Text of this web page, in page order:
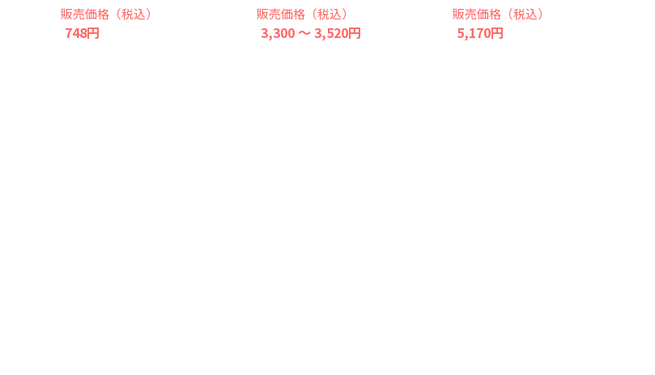
販売価格（税込）
748円
販売価格（税込）
3,300 ～ 3,520円
販売価格（税込）
5,170円